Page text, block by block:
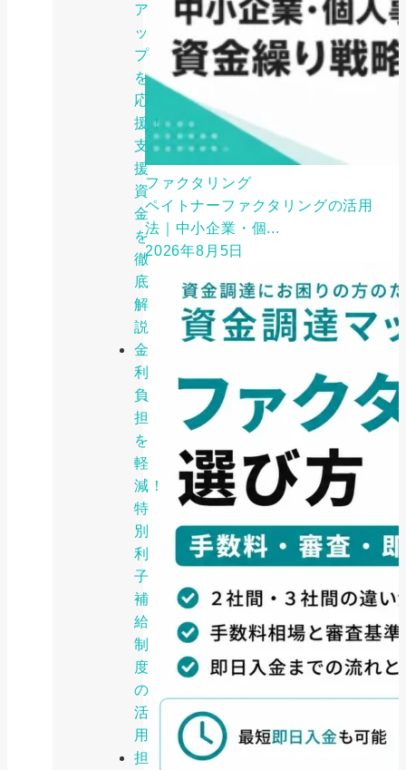
ア
ッ
プ
を
応
援！
支
援
資
金
を
徹
底
解
説
金
利
負
担
を
軽
減！
特
別
利
子
補
給
制
度
の
活
用
担
ファクタリング
ペイトナーファクタリングの活用
法｜中小企業・個...
2026年8月5日